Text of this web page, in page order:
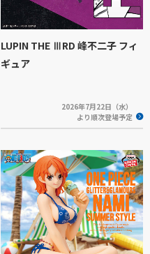
LUPIN THE ⅢRD 峰不二子 フィ
ギュア
2026年7月22日（水）
より順次登場予定